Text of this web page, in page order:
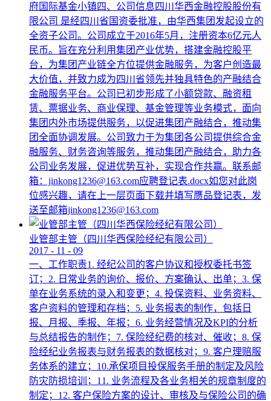
府国际基金小镇四、公司信息四川华西金融控股股份有
限公司 是经四川省国资委批准，由华西集团发起设立的
全资子公司。公司成立于2016年5月，注册资本6亿元人
民币。旨在充分利用集团产业优势，搭建金融控股平
台，为集团产业链全方位提供金融服务，为客户创造最
大价值，并致力成为四川省领先并独具特色的产融结合
金融服务平台。公司已初步形成了小额贷款、融资租
赁、票据业务、商业保理、基金管理等业务模式，面向
集团内外市场提供服务，以促进集团产融结合，推动集
团全面协调发展。公司致力于为集团各公司提供综合金
融服务、财务咨询等服务，推动集团产融结合，助力各
公司业务发展，促进优势互补，实现合作共赢。联系邮
箱：jinkong1236@163.com应聘登记表.docx如您对此岗
位感兴趣，请在上一层页面下载并填写赝品登记表，发
送至邮箱jinkong1236@163.com
业管部主管（四川华西保险经纪有限公司）
2017 - 11 - 09
一、工作职责1. 经纪公司的客户协议和授权委托书签
订；2. 日常业务的询价、报价、方案确认、出单；3. 保
单在业务系统的录入和变更；4. 投保资料、业务资料、
客户资料的管理和存档；5. 业务报表的制作，包括日
报、月报、季报、年报；6. 业务经营情况及KPI的分析
与总结报告的制作；7. 保险经纪费的核对、催收；8. 保
险经纪业务报表与财务报表的数据核对；9. 客户理赔服
务体系的建立；10.承保项目投保服务手册的制定及风险
防灾防损培训；11. 业务流程及各业务相关的规章制度的
制定；12. 客户保险方案的设计、审核及与保险公司的确